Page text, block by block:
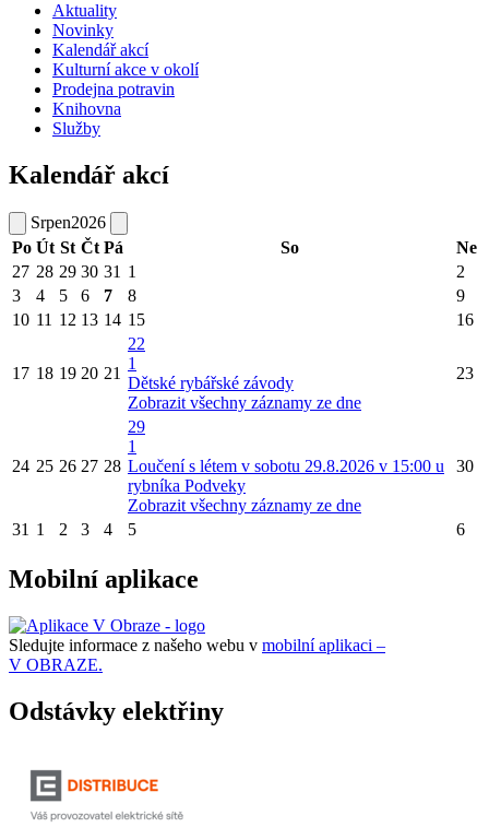
Aktuality
Novinky
Kalendář akcí
Kulturní akce v okolí
Prodejna potravin
Knihovna
Služby
Kalendář akcí
Srpen2026
Po Út St Čt Pá So
Ne
27 28 29 30 31 1
2
3
4 5 6 7 8
9
10 11 12 13 14 15 16
17 18 19 20 21
22
1
Dětské rybářské závody
Zobrazit všechny záznamy ze dne
23
24 25 26 27 28
29
1
Loučení s létem v sobotu 29.8.2026 v 15:00 u
rybníka Podveky
Zobrazit všechny záznamy ze dne
30
31 1 2 3 4 5 6
Mobilní aplikace
Sledujte informace z našeho webu v mobilní aplikaci –
V OBRAZE.
Odstávky elektřiny